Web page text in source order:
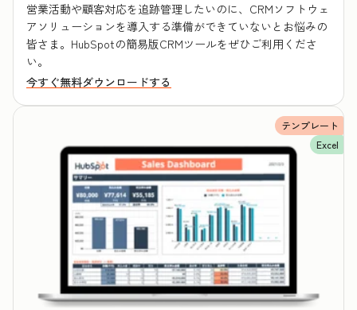
営業活動や顧客対応を追跡管理したいのに、CRMソフトウェ
アソリューションを導入する準備ができていないとお悩みの
皆さま。HubSpotの簡易版CRMツールをぜひご利用くださ
い。
今すぐ無料ダウンロードする
テンプレート
Excel